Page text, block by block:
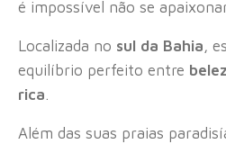
é impossível não se
Localizada no sul da Bahia,
equilíbrio perfeito entre
rica.
Além das suas praias